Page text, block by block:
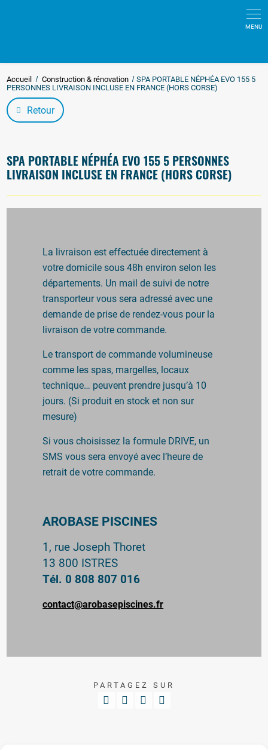
Accueil Construction & rénovation SPA PORTABLE NÉPHÉA EVO 155 5
PERSONNES LIVRAISON INCLUSE EN FRANCE (HORS CORSE)
Retour
SPA PORTABLE NÉPHÉA EVO 155 5 PERSONNES
LIVRAISON INCLUSE EN FRANCE (HORS CORSE)
La livraison est effectuée directement à
votre domicile sous 48h environ selon les
départements. Un mail de suivi de notre
transporteur vous sera adressé avec une
demande de prise de rendez-vous pour la
livraison de votre commande.
Le transport de commande volumineuse
comme les spas, margelles, locaux
technique… peuvent prendre jusqu’à 10
jours. (Si produit en stock et non sur
mesure)
Si vous choisissez la formule DRIVE, un
SMS vous sera envoyé avec l’heure de
retrait de votre commande.
AROBASE PISCINES
1, rue Joseph Thoret
13 800 ISTRES
Tél. 0 808 807 016
contact@arobasepiscines.fr
PARTAGEZ SUR